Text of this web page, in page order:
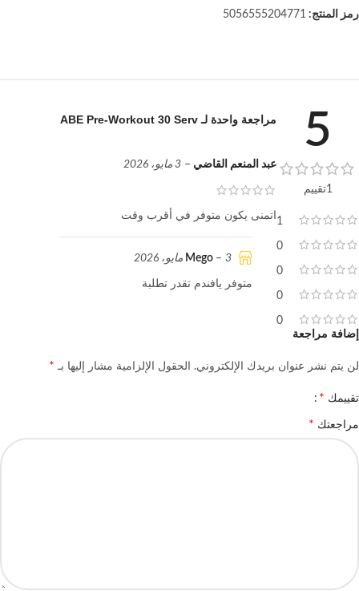
رمز المنتج: 5056555204771
5
1تقييم
1
0
0
0
0
مراجعة واحدة لـABE Pre-Workout 30 Serv
عبد المنعم القاضي – 3 مايو، 2026
اتمنى يكون متوفر في أقرب وقت
– 3 مايو، 2026
متوفر يافندم تقدر تطلبة
إضافة مراجعة
لن يتم نشر عنوان بريدك الإلكتروني. الحقول الإلزامية مشار إليها بـ *
تقييمك *
مراجعتك *